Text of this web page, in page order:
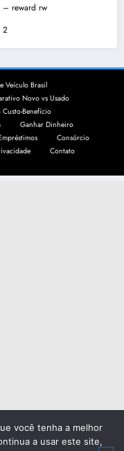
– reward rw
2
Veículo Brasil
Novo vs Usado
Benefício
Ganhar Dinheiro
Consórcio
Contato
você tenha a melhor
a usar este site,